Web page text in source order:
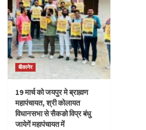
बीकानेर
19 मार्च को जयपुर मे ब्राह्मण
महापंचायत, श्री कोलायत
विधानसभा से सैकङो विप्र बंधु
जायेगें महापंचायत में